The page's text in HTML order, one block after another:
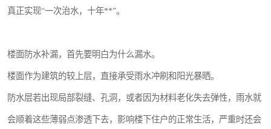
真正实现“一次治水，十年**”。
楼面防水补漏，首先要明白为什么漏水。
楼面作为建筑的较上层，直接承受雨水冲刷和阳光暴晒。
防水层若出现局部裂缝、孔洞，或者因为材料老化失去弹性，雨水就
会顺着这些薄弱点渗透下去，影响楼下住户的正常生活，严重时还会